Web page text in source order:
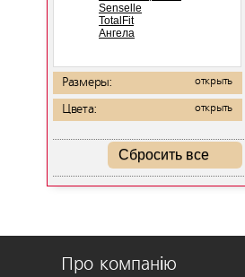
Senselle
TotalFit
Ангела
Размеры: открыть
Цвета: открыть
Сбросить все
Про компанію